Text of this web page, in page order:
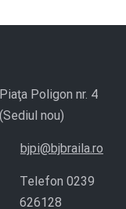
Piaţa Poligon nr. 4
(Sediul nou)
bjpi@bjbraila.ro
Telefon 0239
626128